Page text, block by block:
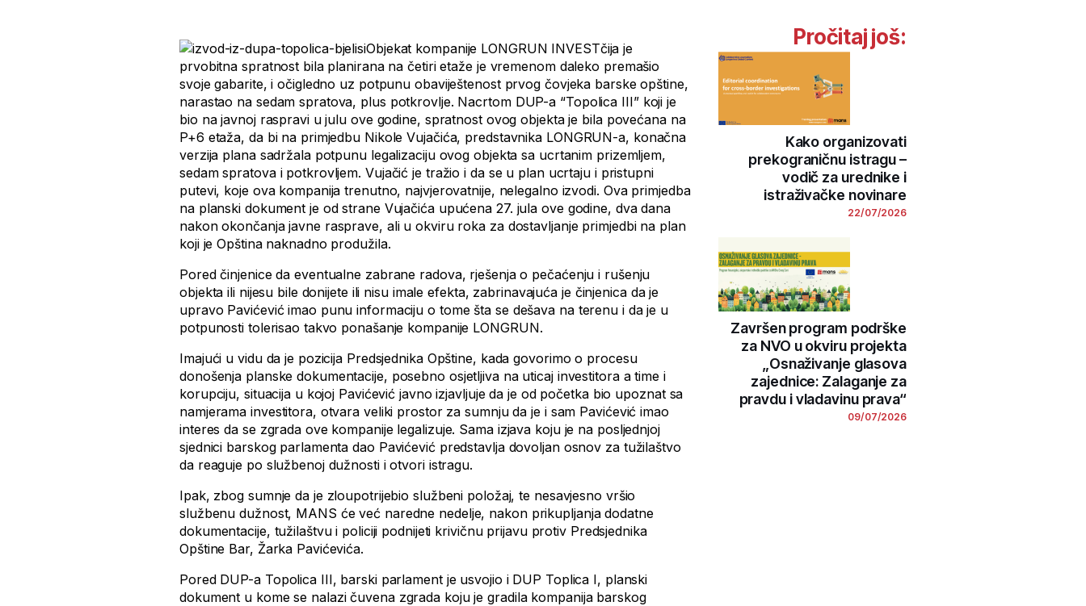
Objekat kompanije LONGRUN INVESTčija je
prvobitna spratnost bila planirana na četiri etaže je vremenom daleko premašio
svoje gabarite, i očigledno uz potpunu obaviještenost prvog čovjeka barske opštine,
narastao na sedam spratova, plus potkrovlje. Nacrtom DUP-a “Topolica III” koji je
bio na javnoj raspravi u julu ove godine, spratnost ovog objekta je bila povećana na
P+6 etaža, da bi na primjedbu Nikole Vujačića, predstavnika LONGRUN-a, konačna
verzija plana sadržala potpunu legalizaciju ovog objekta sa ucrtanim prizemljem,
sedam spratova i potkrovljem. Vujačić je tražio i da se u plan ucrtaju i pristupni
putevi, koje ova kompanija trenutno, najvjerovatnije, nelegalno izvodi. Ova primjedba
na planski dokument je od strane Vujačića upućena 27. jula ove godine, dva dana
nakon okončanja javne rasprave, ali u okviru roka za dostavljanje primjedbi na plan
koji je Opština naknadno produžila.
Pored činjenice da eventualne zabrane radova, rješenja o pečaćenju i rušenju
objekta ili nijesu bile donijete ili nisu imale efekta, zabrinavajuća je činjenica da je
upravo Pavićević imao punu informaciju o tome šta se dešava na terenu i da je u
potpunosti tolerisao takvo ponašanje kompanije LONGRUN.
Imajući u vidu da je pozicija Predsjednika Opštine, kada govorimo o procesu
donošenja planske dokumentacije, posebno osjetljiva na uticaj investitora a time i
korupciju, situacija u kojoj Pavićević javno izjavljuje da je od početka bio upoznat sa
namjerama investitora, otvara veliki prostor za sumnju da je i sam Pavićević imao
interes da se zgrada ove kompanije legalizuje. Sama izjava koju je na posljednjoj
sjednici barskog parlamenta dao Pavićević predstavlja dovoljan osnov za tužilaštvo
da reaguje po službenoj dužnosti i otvori istragu.
Ipak, zbog sumnje da je zloupotrijebio službeni položaj, te nesavjesno vršio
službenu dužnost, MANS će već naredne nedelje, nakon prikupljanja dodatne
dokumentacije, tužilaštvu i policiji podnijeti krivičnu prijavu protiv Predsjednika
Opštine Bar, Žarka Pavićevića.
Pored DUP-a Topolica III, barski parlament je usvojio i DUP Toplica I, planski
dokument u kome se nalazi čuvena zgrada koju je gradila kompanija barskog
Pročitaj još:
Kako organizovati
prekograničnu istragu –
vodič za urednike i
istraživačke novinare
22/07/2026
Završen program podrške
za NVO u okviru projekta
„Osnaživanje glasova
zajednice: Zalaganje za
pravdu i vladavinu prava“
09/07/2026